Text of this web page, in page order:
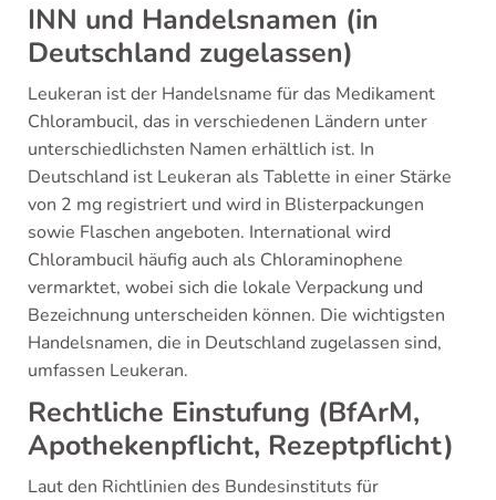
INN und Handelsnamen (in
Deutschland zugelassen)
Leukeran ist der Handelsname für das Medikament
Chlorambucil, das in verschiedenen Ländern unter
unterschiedlichsten Namen erhältlich ist. In
Deutschland ist Leukeran als Tablette in einer Stärke
von 2 mg registriert und wird in Blisterpackungen
sowie Flaschen angeboten. International wird
Chlorambucil häufig auch als Chloraminophene
vermarktet, wobei sich die lokale Verpackung und
Bezeichnung unterscheiden können. Die wichtigsten
Handelsnamen, die in Deutschland zugelassen sind,
umfassen Leukeran.
Rechtliche Einstufung (BfArM,
Apothekenpflicht, Rezeptpflicht)
Laut den Richtlinien des Bundesinstituts für